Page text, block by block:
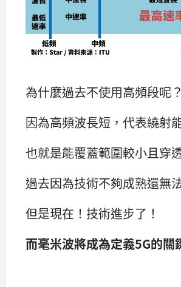
為什麼過去不使用高頻段呢？
因為高頻波長短，代表繞射
也就是能覆蓋範圍較小且穿
過去因為技術不夠成熟還無
但是現在！技術進步了！
而毫米波將成為定義5G的關